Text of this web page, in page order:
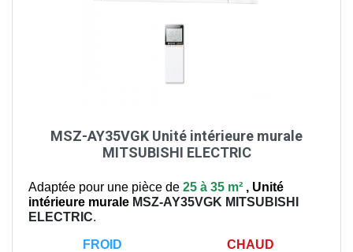
MSZ-AY35VGK Unité intérieure murale
MITSUBISHI ELECTRIC
Adaptée pour une pièce de 25 à 35 m² , Unité
intérieure murale MSZ-AY35VGK MITSUBISHI
ELECTRIC.
FROID CHAUD